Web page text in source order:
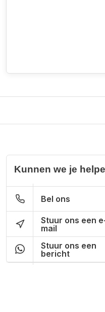
Kunnen we je
Bel ons
Stuur ons een
mail
Stuur ons een
bericht